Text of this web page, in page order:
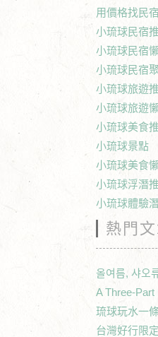
用價格找民宿
小琉球民宿
小琉球民宿
小琉球民宿
小琉球旅遊
小琉球旅遊
小琉球美食
小琉球景點
小琉球美食
小琉球浮潛
小琉球體驗
熱門
올여름, 샤오
A Three-
琉球玩水一
台灣好行限